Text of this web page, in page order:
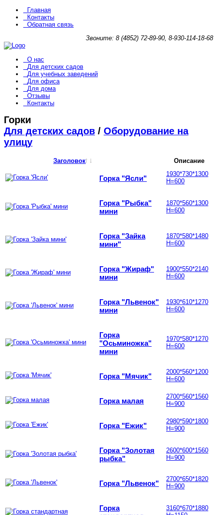
Главная
Контакты
Обратная связь
Звоните: 8 (4852) 72-89-90, 8-930-114-18-68
О нас
Для детских садов
Для учебных заведений
Для офиса
Для дома
Отзывы
Контакты
Горки
Для детских садов / Оборудование на
улицу
Заголовок Описание
Горка "Ясли"
1930*730*1300
Н=600
Горка "Рыбка"
мини
1870*560*1300
Н=600
Горка "Зайка
мини"
1870*580*1480
Н=600
Горка "Жираф"
мини
1900*550*2140
Н=600
Горка "Львенок"
мини
1930*610*1270
Н=600
Горка
"Осьминожка"
мини
1970*580*1270
Н=600
Горка "Мячик"
2000*560*1200
Н=600
Горка малая
2700*560*1560
Н=900
Горка "Ежик"
2980*590*1800
Н=900
Горка "Золотая
рыбка"
2600*600*1560
Н=900
Горка "Львенок"
2700*650*1820
Н=900
Горка
3160*670*1880